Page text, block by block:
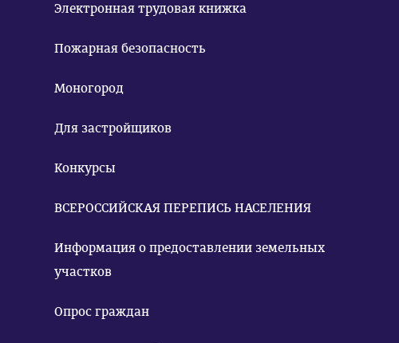
Электронная трудовая книжка
Пожарная безопасность
Моногород
Для застройщиков
Конкурсы
ВСЕРОССИЙСКАЯ ПЕРЕПИСЬ НАСЕЛЕНИЯ
Информация о предоставлении земельных
участков
Опрос граждан